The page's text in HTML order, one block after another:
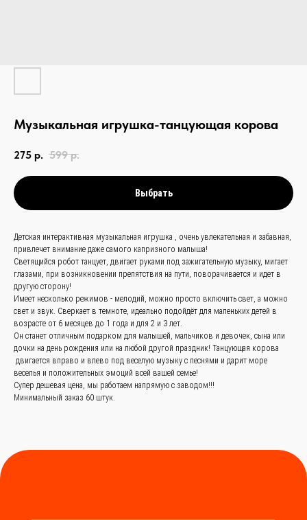
Музыкальная игрушка-танцующая корова
275 р. 599 р.
Выбрать
Детская интерактивная музыкальная игрушка , очень увлекательная и забавная,
привлечет внимание даже самого капризного малыша!
Светящийся робот танцует, двигает руками под зажигательную музыку, мигает
глазами, при возникновении препятствия на пути, поворачивается и идет в
другую сторону!
Имеет несколько режимов - мелодий, можно просто включить свет, а можно
свет и звук. Сверкает в темноте, идеально подойдёт для маленьких детей в
возрасте от 6 месяцев до 1 года и для 2 и 3 лет.
Он станет отличным подарком для малышей, мальчиков и девочек, сына или
дочки на день рождения или на любой другой праздник! Танцующая корова
двигается вправо и влево под веселую музыку с песнями и дарит море
веселья и положительных эмоций всей вашей семье!
Супер дешевая цена, мы работаем напрямую с заводом!!!
Минимальный заказ 60 штук.
связаться с
нами —просто
и быстро
Заказать звонок
86 (136) 00-08-
85-37
+